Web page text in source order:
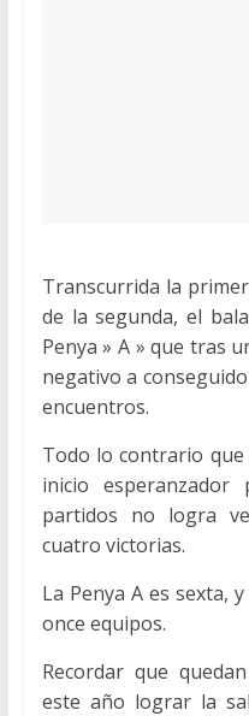
Transcurrida la
de la segunda, el
Penya » A » que tras
negativo a
encuentros.
Todo lo contrario que
inicio
partidos no logra
cuatro victorias.
La Penya A es sexta,
once equipos.
Recordar que
este año lograr la